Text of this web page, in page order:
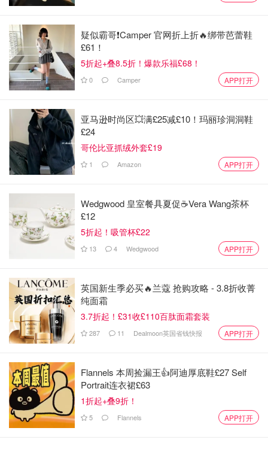
图片来自于@ Google，版权属于原作者
2. 了不起的盖茨比 The Great Gatsby
这部电影是小李子（莱昂纳多•迪卡普里奥）的一部反映现
实主义的浪漫悲情作品。莱昂纳多饰演了一个神秘富豪盖茨
比。故事发生在20世纪初，在他编织的一个奢华梦幻的城堡
里，美国各路富豪且有地位的人都争相与他结交，但事实
上，并没有人真正认识并了解他，所有人都身处在利益、爱
这部电影的主线是盖茨比与黛西的秘密恋情，但整个电影是
从一位穿插在故事的人物——作家尼克的视角讲述的。尼克
是黛西的表哥，他为盖茨比与黛西的秘密恋情起到了举足轻
重的作用，后来他也成为了盖茨比唯一的朋友。最终，他看
清了这个上流社会的虚情寡义，决心远离这喧嚣、冷漠、虚
假的大都市。
疑似霸哥❗️Camper 官网折上折🔥绑带芭蕾鞋
£61！
5折起+叠8.5折！爆款乐福£68！
0 Camper APP打开
亚马逊时尚区💥满£25减£10！玛丽珍洞洞鞋
£24
哥伦比亚抓绒外套£19
1 Amazon APP打开
Wedgwood 皇室餐具夏促☕️Vera Wang茶杯
£12
5折起！吸管杯£22
13 4 Wedgwood APP打开
英国新生季必买🔥兰蔻 抢购攻略 - 3.8折收菁
纯面霜
3.7折起！£31收£110百肽面霜套装
287 11 Dealmoon英国省钱快报 APP打开
Flannels 本周捡漏王👍阿迪厚底鞋£27 Self
Portrait连衣裙£63
1折起+叠9折！
5 Flannels APP打开